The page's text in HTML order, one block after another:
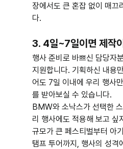
장에서도 큰 혼잡 없이 매끄
다.
3. 4일~7일이면 제작
행사 준비로 바쁘신 담당자
지원합니다. 기획하신 내용
어도 7일 이내에 우리 행사
를 받아보실 수 있습니다.
BMW와 소낙스가 선택한
리 행사에도 적용해 보고 싶
규모가 큰 페스티벌부터 아
탬프 투어까지, 행사의 성격